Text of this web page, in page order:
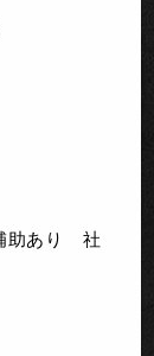
助あり 社